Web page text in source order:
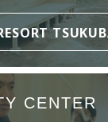
CENTER